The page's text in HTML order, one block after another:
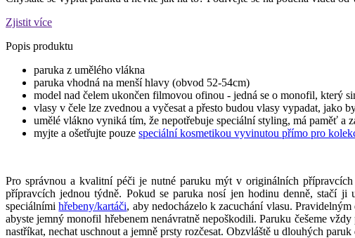
Zjistit více
Popis produktu
paruka z umělého vlákna
paruka vhodná na menší hlavy (obvod 52-54cm)
model nad čelem ukončen filmovou ofinou - jedná se o monofil, který
vlasy v čele lze zvednou a vyčesat a přesto budou vlasy vypadat, jako
umělé vlákno vyniká tím, že nepotřebuje speciální styling, má paměť a
myjte a ošetřujte pouze speciální kosmetikou vyvinutou přímo pro
Pro správnou a kvalitní péči je nutné paruku mýt v originálních
přípravcích jednou týdně. Pokud se paruka nosí jen hodinu denně, stačí
speciálnímihřebeny/kartáči, aby nedocházelo k zacuchání vlasu.
abyste jemný monofil hřebenem nenávratně nepoškodili. Paruku češeme
nastříkat, nechat uschnout a jemně prsty rozčesat. Obzvláště u dlouhých